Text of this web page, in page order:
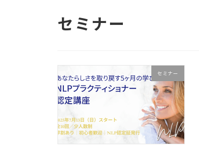
セミナー
セミナー